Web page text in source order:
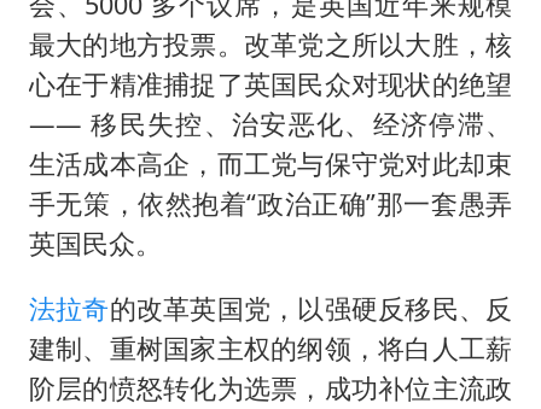
最大的地方投票。改革党之所以大胜，核
心在于精准捕捉了英国民众对现状的绝望
—— 移民失控、治安恶化、经济停滞、
生活成本高企，而工党与保守党对此却束
手无策，依然抱着“政治正确”那一套愚弄
英国民众。
法拉奇的改革英国党，以强硬反移民、反
建制、重树国家主权的纲领，将白人工薪
阶层的愤怒转化为选票，成功补位主流政